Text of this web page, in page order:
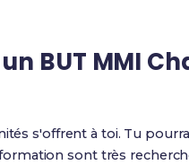
BUT MMI
s'offrent à toi. Tu
sont très